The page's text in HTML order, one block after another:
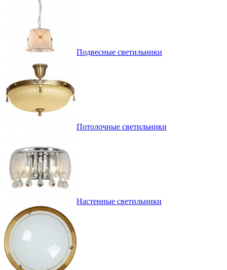
Подвесные светильники
Потолочные светильники
Настенные светильники